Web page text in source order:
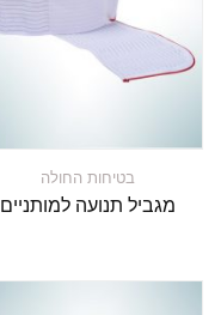
בטיחות החולה
מגביל תנועה למותניים